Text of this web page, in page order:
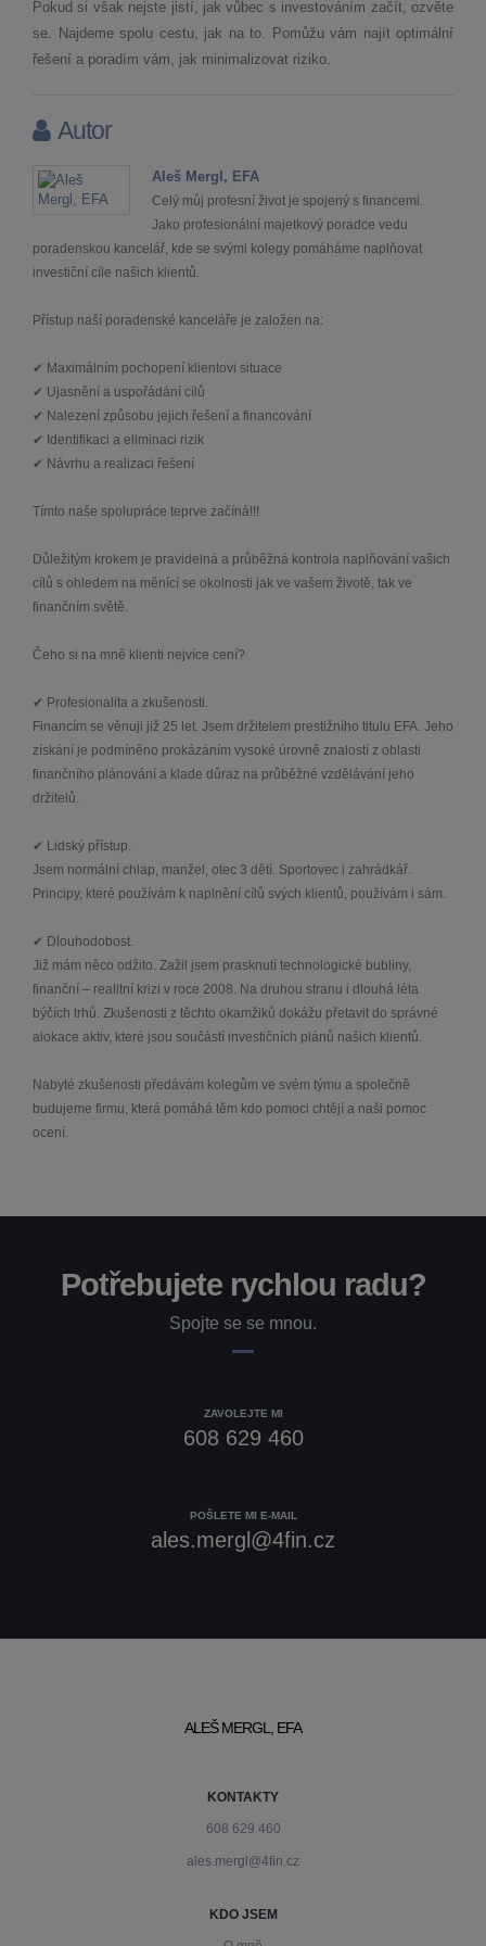
Pokud si však nejste jistí, jak vůbec s investováním začít, ozvěte
se. Najdeme spolu cestu, jak na to. Pomůžu vám najít optimální
řešení a poradím vám, jak minimalizovat riziko.
Autor
Aleš Mergl, EFA
Celý můj profesní život je spojený s financemi.
Jako profesionální majetkový poradce vedu
poradenskou kancelář, kde se svými kolegy pomáháme naplňovat
investiční cíle našich klientů.
Přístup naší poradenské kanceláře je založen na:
✔ Maximálním pochopení klientovi situace
✔ Ujasnění a uspořádání cílů
✔ Nalezení způsobu jejich řešení a financování
✔ Identifikaci a eliminaci rizik
✔ Návrhu a realizaci řešení
Tímto naše spolupráce teprve začíná!!!
Důležitým krokem je pravidelná a průběžná kontrola naplňování vašich
cílů s ohledem na měnící se okolnosti jak ve vašem životě, tak ve
finančním světě.
Čeho si na mně klienti nejvíce cení?
✔ Profesionalita a zkušenosti.
Financím se věnuji již 25 let. Jsem držitelem prestižního titulu EFA. Jeho
získání je podmíněno prokázáním vysoké úrovně znalostí z oblasti
finančního plánování a klade důraz na průběžné vzdělávání jeho
držitelů.
✔ Lidský přístup.
Jsem normální chlap, manžel, otec 3 dětí. Sportovec i zahrádkář.
Principy, které používám k naplnění cílů svých klientů, používám i sám.
✔ Dlouhodobost.
Již mám něco odžito. Zažil jsem prasknutí technologické bubliny,
finanční – realitní krizi v roce 2008. Na druhou stranu i dlouhá léta
býčích trhů. Zkušenosti z těchto okamžiků dokážu přetavit do správné
alokace aktiv, které jsou součástí investičních plánů našich klientů.
Nabyté zkušenosti předávám kolegům ve svém týmu a společně
budujeme firmu, která pomáhá těm kdo pomoci chtějí a naši pomoc
ocení.
Potřebujete rychlou radu?
Spojte se se mnou.
ZAVOLEJTE MI
608 629 460
POŠLETE MI E-MAIL
ales.mergl@4fin.cz
ALEŠ MERGL, EFA
KONTAKTY
608 629 460
ales.mergl@4fin.cz
KDO JSEM